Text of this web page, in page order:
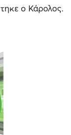
ο Κάρολος.